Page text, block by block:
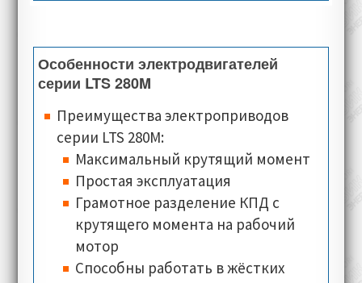
Количество полюсов:24
Номинальная скорость:100-350 об/
мин
Номинальное напряжение:330 В
Номинальный ток:
Тип соединения:звезда
Класс изоляции:F
Класс теплостойкости:PTO Klixon (по
умолчанию), PTC, KTY84-130, PT100
(опционально)
Типы монтажного исполнения:
Особенности электродвигателей
серии LTS 280M
Преимущества электроприводов
серии LTS 280M:
Максимальный крутящий момент
Простая эксплуатация
Грамотное разделение КПД c
крутящего момента на рабочий
мотор
Способны работать в жёстких